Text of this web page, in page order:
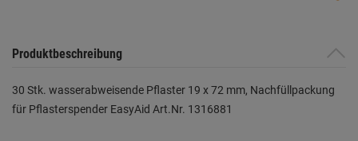
Produktbeschreibung
30 Stk. wasserabweisende Pflaster 19 x 72 mm, Nachfüllpackung
für Pflasterspender EasyAid Art.Nr. 1316881